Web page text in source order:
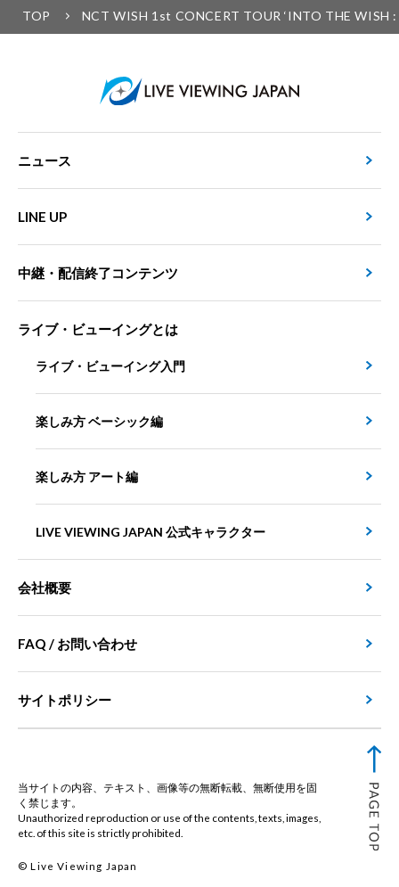
TOP NCT WISH 1st CONCERT TOUR ‘INTO THE
ニュース
LINE UP
中継・配信終了コンテンツ
ライブ・ビューイングとは
ライブ・ビューイング入門
楽しみ方 ベーシック編
楽しみ方 アート編
LIVE VIEWING JAPAN 公式キャラクター
会社概要
FAQ / お問い合わせ
サイトポリシー
当サイトの内容、テキスト、画像等の無断転載、無断使用を固
く禁じます。
Unauthorized reproduction or use of the contents, texts, images,
etc. of this site is strictly prohibited.
© Live Viewing Japan